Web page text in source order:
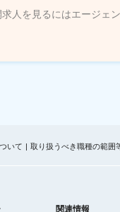
人を見るにはエージェ
いて 取り扱うべき職種の範囲
関連情報